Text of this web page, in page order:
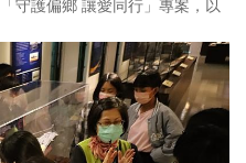
守護偏鄉 讓愛同行」專案，以